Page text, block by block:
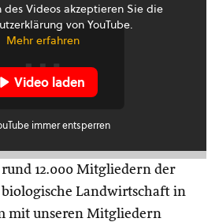
Videos akzeptieren Sie die
von YouTube.
Mehr erfahren
Video laden
immer entsperren
12.000 Mitgliedern der
Landwirtschaft in
mit unseren Mitgliedern